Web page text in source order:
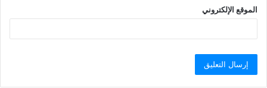
الموقع الإلكتروني